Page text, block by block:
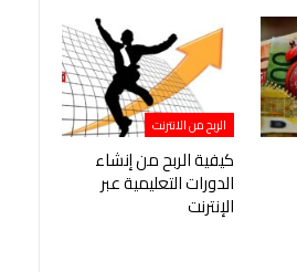
الربح من الانترنت
كيفية الربح من إنشاء
الدورات التعليمية عبر
الإنترنت